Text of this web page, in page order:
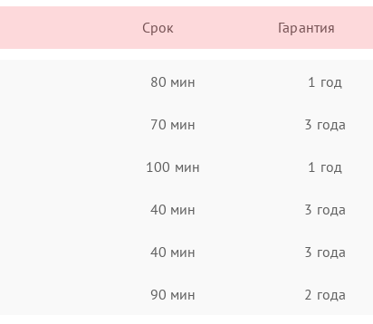
Срок Гарантия
80 мин 1 год
70 мин 3 года
100 мин 1 год
40 мин 3 года
40 мин 3 года
90 мин 2 года